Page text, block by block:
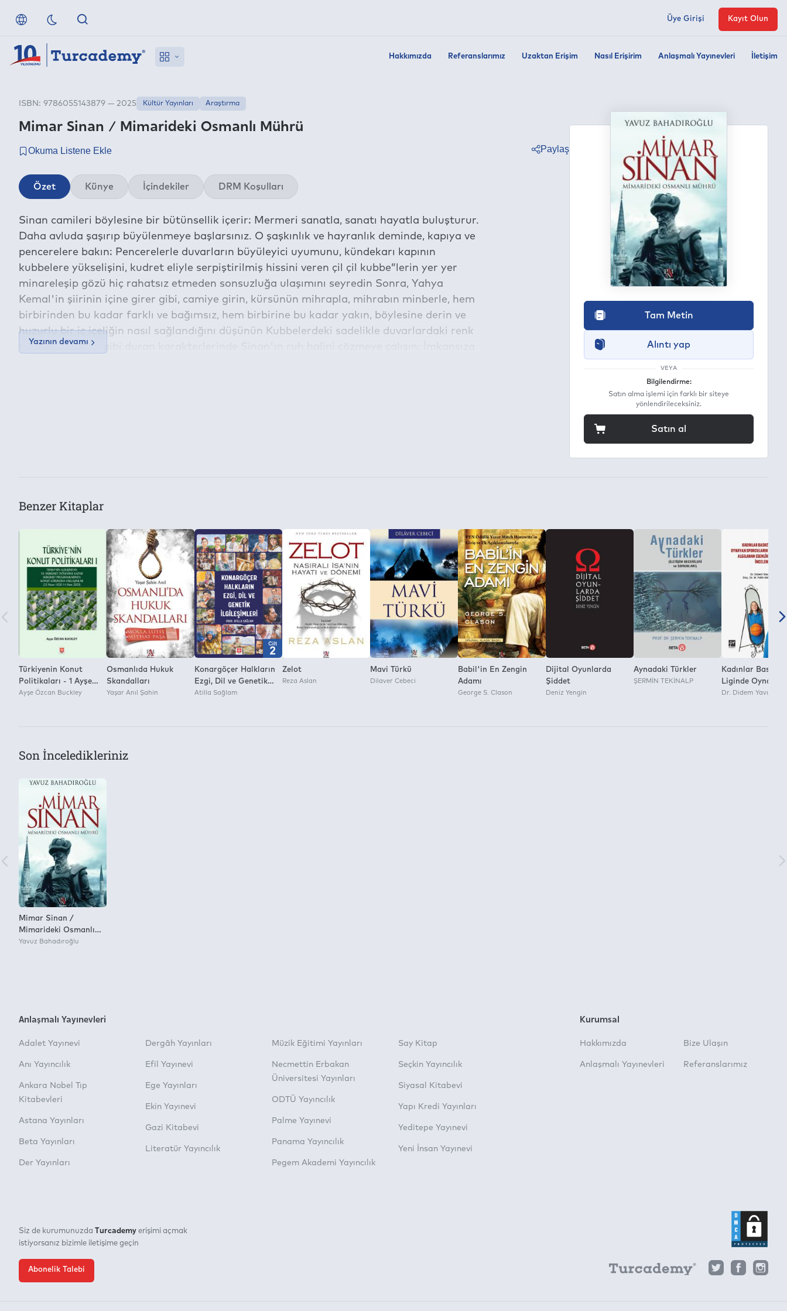
Hakkımızda Referanslarımız Uzaktan Erişim Nasıl Erişirim Anlaşmalı Yayınevleri İletişim
Üye Girişi Kayıt Olun
Mimar Sinan / Mimarideki Osmanlı Mührü
ISBN: 9786055143879 — 2025 Kültür Yayınları Araştırma
Paylaş
Özet Künye İçindekiler DRM Koşulları
Sinan camileri böylesine bir bütünsellik içerir: Mermeri sanatla, sanatı hayatla buluşturur.
Daha avluda şaşırıp büyülenmeye başlarsınız. O şaşkınlık ve hayranlık deminde, kapıya ve
pencerelere bakın: Pencerelerle duvarların büyüleyici uyumunu, kündekarı kapının
kubbelere yükselişini, kudret eliyle serpiştirilmiş hissini veren çil çil kubbe”lerin yer yer
minareleşip gözü hiç rahatsız etmeden sonsuzluğa ulaşımını seyredin Sonra, Yahya
Kemal'in şiirinin içine girer gibi, camiye girin, kürsünün mihrapla, mihrabın minberle, hem
birbirinden bu kadar farklı ve bağımsız, hem birbirine bu kadar yakın, böylesine derin ve
huzurlu bir iç içeliğin nasıl sağlandığını düşünün Kubbelerdeki sadelikle duvarlardaki renk
cümbüşünün zıt gibi duran karakterlerinde Sinan'ın ruh halini çözmeye çalışın: İmkansıza
Yazının devamı
Yayınevi
2
Kitap Dosyasını Farklı Kaydetme ve Dijital Ortamda Çoğaltma İzni:
Tam Metin
Alıntı yap
VEYA
Bilgilendirme:
Satın alma işlemi için farklı bir siteye
yönlendirileceksiniz.
Satın al
Benzer Kitaplar
Türkiyenin Konut
Politikaları - 1 Ayşe
Özcan Buckley
Ayşe Özcan Buckley
Osmanlıda Hukuk
Skandalları
Yaşar Anıl Şahin
Konargöçer Halkların
Ezgi, Dil ve Genetik
İlgileşimleri Cilt 2
Atilla Sağlam
Zelot
Reza Aslan
Mavi Türkü
Dilaver Cebeci
Babil'in En Zengin
Adamı
George S. Clason
Dijital Oyunlarda
Şiddet
Deniz Yengin
Aynadaki Türkler
ŞERMİN TEKİNALP
Kadınlar
Liginde Oynayan
Sporcuların
Dr. Didem Yavuz
Son İnceledikleriniz
Mimar Sinan /
Mimarideki Osmanlı
Mührü
Yavuz Bahadıroğlu
Anlaşmalı Yayınevleri
Adalet Yayınevi
Anı Yayıncılık
Ankara Nobel Tıp
Kitabevleri
Astana Yayınları
Beta Yayınları
Der Yayınları
Dergâh Yayınları
Efil Yayınevi
Ege Yayınları
Ekin Yayınevi
Gazi Kitabevi
Literatür Yayıncılık
Müzik Eğitimi Yayınları
Necmettin Erbakan
Üniversitesi Yayınları
ODTÜ Yayıncılık
Palme Yayınevi
Panama Yayıncılık
Pegem Akademi Yayıncılık
Say Kitap
Seçkin Yayıncılık
Siyasal Kitabevi
Yapı Kredi Yayınları
Yeditepe Yayınevi
Yeni İnsan Yayınevi
Kurumsal
Hakkımızda
Anlaşmalı Yayınevleri
Bize Ulaşın
Referanslarımız
Siz de kurumunuzda Turcademy erişimi açmak
istiyorsanız bizimle iletişime geçin
Abonelik Talebi